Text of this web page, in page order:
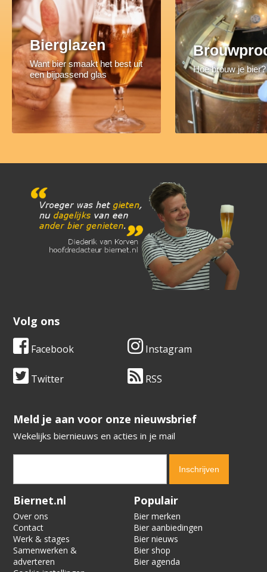
Bierglazen
Want bier smaakt het best uit
een bijpassend glas
Hoe brouw je bier?
Volg ons
Facebook Instagram
Twitter RSS
​​​​​​​Meld je aan voor onze nieuwsbrief
Wekelijks biernieuws en acties in je mail
Verification code:
Biernet.nl
Over ons
Contact
Werk & stages
Samenwerken &
adverteren
Populair
Bier merken
Bier aanbiedingen
Bier nieuws
Bier shop
Bier agenda